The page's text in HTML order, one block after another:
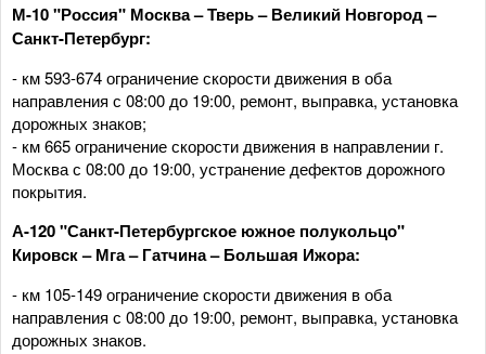
М-10 "Россия" Москва – Тверь – Великий Новгород –
Санкт-Петербург:
- км 593-674 ограничение скорости движения в оба
направления с 08:00 до 19:00, ремонт, выправка, установка
дорожных знаков;
- км 665 ограничение скорости движения в направлении г.
Москва с 08:00 до 19:00, устранение дефектов дорожного
покрытия.
А-120 "Санкт-Петербургское южное полукольцо"
Кировск – Мга – Гатчина – Большая Ижора:
- км 105-149 ограничение скорости движения в оба
направления с 08:00 до 19:00, ремонт, выправка, установка
дорожных знаков.